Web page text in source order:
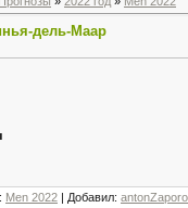
дель-Маар
: Men 2022 | Добавил: